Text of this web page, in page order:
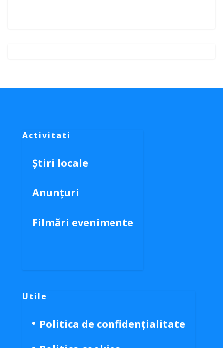
Activitati
Știri locale
Anunțuri
Filmări evenimente
Utile
Politica de confidențialitate